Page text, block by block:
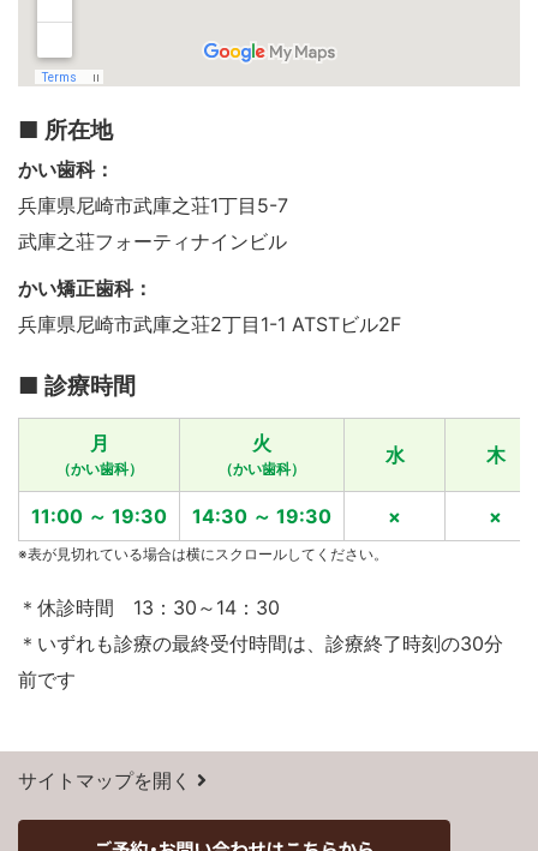
■ 所在地
かい歯科：
兵庫県尼崎市武庫之荘1丁目5-7
武庫之荘フォーティナインビル
かい矯正歯科：
兵庫県尼崎市武庫之荘2丁目1-1 ATSTビル2F
■ 診療時間
月
（かい歯科）
火
（かい歯科）
水 木
11:00 ～ 19:30 14:30 ～ 19:30 × ×
※表が見切れている場合は横にスクロールしてください。
＊休診時間 13：30～14：30
＊いずれも診療の最終受付時間は、診療終了時刻の30分
前です
サイトマップを開く
HOME